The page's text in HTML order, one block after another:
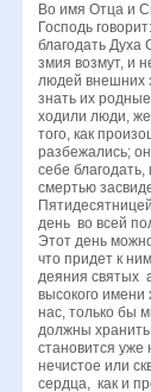
Во имя Отца и
Господь
благодать Духа
змия возмут, и
людей внешних
знать их
ходили люди,
того, как
разбежались;
себе
смертью
день во всей
Этот день
что придет к
деяния святых
высокого имени
нас, только бы
должны хранить
становится уже
нечистое или
сердца, как и